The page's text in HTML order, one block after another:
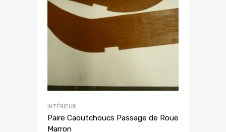
INTÉRIEUR
Paire Caoutchoucs Passage de Roue
Marron